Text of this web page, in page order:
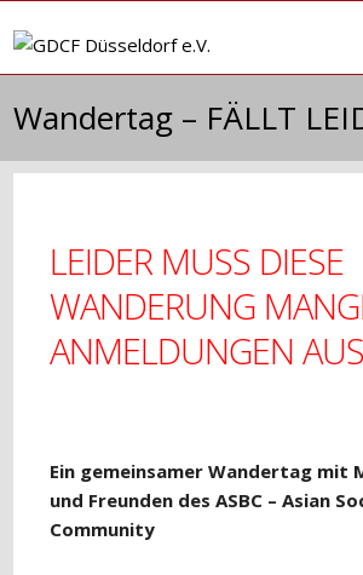
Inhalt
Wandertag – FÄLLT
LEIDER MUSS DIESE
WANDERUNG
ANMELDUNGEN
Ein gemeinsamer Wandertag mit
und Freunden des ASBC – Asian
Community